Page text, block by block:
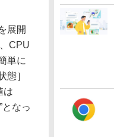
展開
CPU
単に
態］
は
となっ